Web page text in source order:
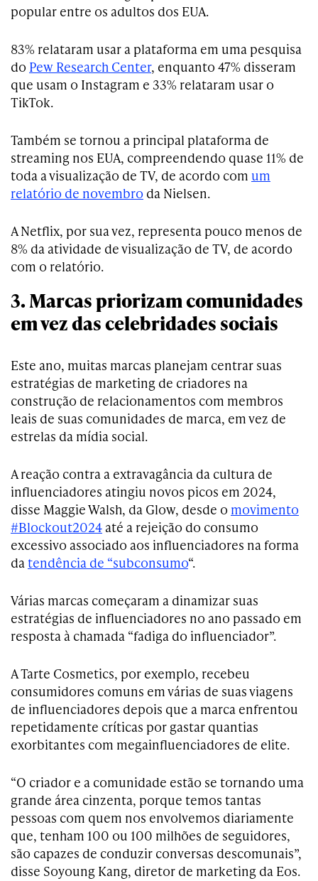
popular entre os adultos dos EUA.
83% relataram usar a plataforma em uma pesquisa
do Pew Research Center, enquanto 47% disseram
que usam o Instagram e 33% relataram usar o
TikTok.
Também se tornou a principal plataforma de
streaming nos EUA, compreendendo quase 11% de
toda a visualização de TV, de acordo com um
relatório de novembro da Nielsen.
A Netflix, por sua vez, representa pouco menos de
8% da atividade de visualização de TV, de acordo
com o relatório.
3. Marcas priorizam comunidades
em vez das celebridades sociais
Este ano, muitas marcas planejam centrar suas
estratégias de marketing de criadores na
construção de relacionamentos com membros
leais de suas comunidades de marca, em vez de
estrelas da mídia social.
A reação contra a extravagância da cultura de
influenciadores atingiu novos picos em 2024,
disse Maggie Walsh, da Glow, desde o movimento
#Blockout2024 até a rejeição do consumo
excessivo associado aos influenciadores na forma
datendência de “subconsumo“.
Várias marcas começaram a dinamizar suas
estratégias de influenciadores no ano passado em
resposta à chamada “fadiga do influenciador”.
A Tarte Cosmetics, por exemplo, recebeu
consumidores comuns em várias de suas viagens
de influenciadores depois que a marca enfrentou
repetidamente críticas por gastar quantias
exorbitantes com megainfluenciadores de elite.
“O criador e a comunidade estão se tornando uma
grande área cinzenta, porque temos tantas
pessoas com quem nos envolvemos diariamente
que, tenham 100 ou 100 milhões de seguidores,
são capazes de conduzir conversas descomunais”,
disse Soyoung Kang, diretor de marketing da Eos.